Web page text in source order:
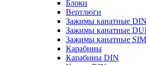
Блоки
Вертлюги
Зажимы канатные DIN
Зажимы канатные
Зажимы канатные
Карабины
Карабины DIN